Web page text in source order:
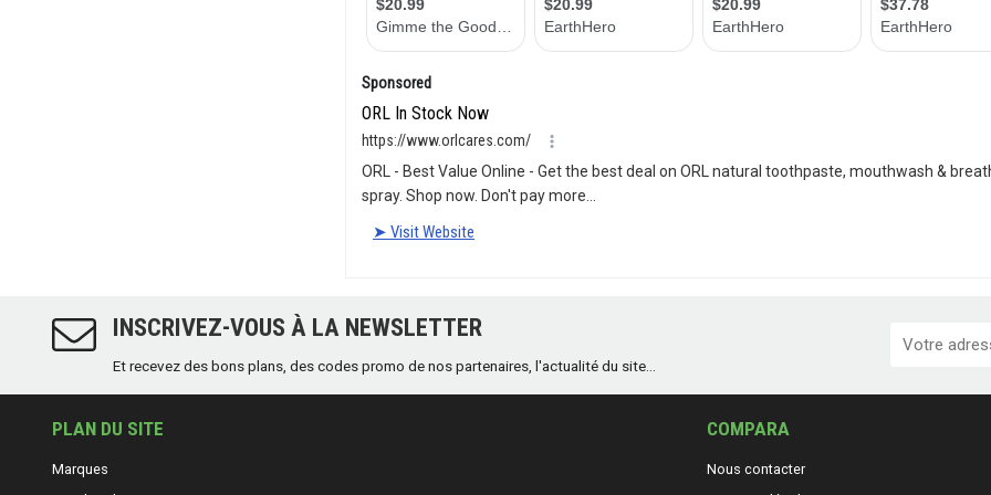
INSCRIVEZ-VOUS À LA NEWSLETTER
Et recevez des bons plans, des codes promo de nos partenaires, l'actualité du site...
PLAN DU SITE
Marques
COMPARA
Nous contacter